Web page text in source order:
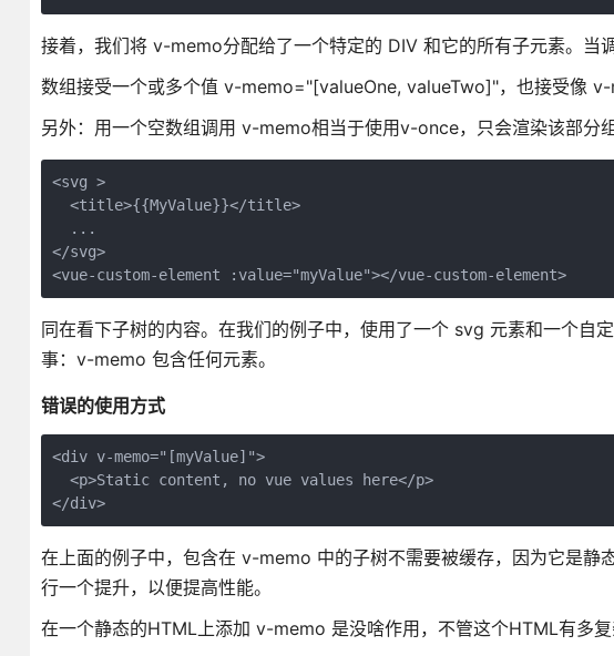
接着，我们将 v-memo分配给了一个特定的 DIV 和它的所有子元素。当
数组接受一个或多个值 v-memo="[valueOne, valueTwo]"，也接受像
另外：用一个空数组调用 v-memo相当于使用v-once，只会渲染该部分组
<svg >
  <title>{{MyValue}}</title>
  ...
</svg>
<vue-custom-element :value="myValue"></vue-custom-element>
同在看下子树的内容。在我们的例子中，使用了一个 svg 元素和一个
事：v-memo 包含任何元素。
错误的使用方式
<div v-memo="[myValue]">
  <p>Static content, no vue values here</p>
</div>
在上面的例子中，包含在 v-memo 中的子树不需要被缓存，因为它是
行一个提升，以便提高性能。
在一个静态的HTML上添加 v-memo 是没啥作用，不管这个HTML有多复